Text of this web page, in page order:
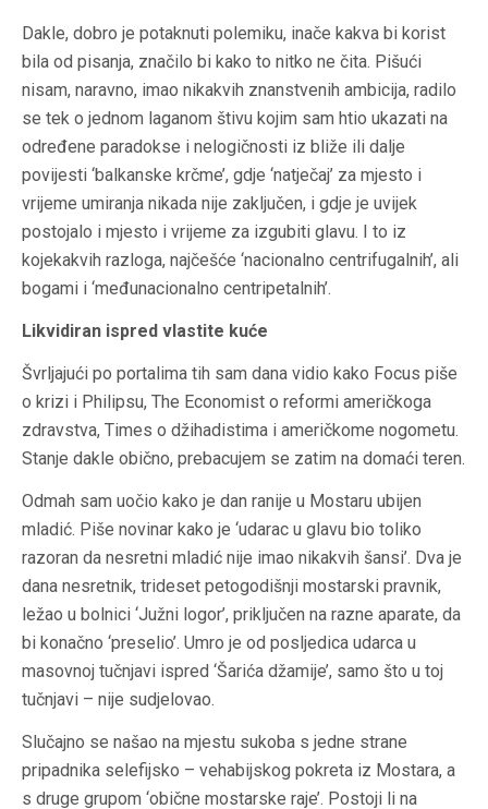
Dakle, dobro je potaknuti polemiku, inače kakva bi korist
bila od pisanja, značilo bi kako to nitko ne čita. Pišući
nisam, naravno, imao nikakvih znanstvenih ambicija, radilo
se tek o jednom laganom štivu kojim sam htio ukazati na
određene paradokse i nelogičnosti iz bliže ili dalje
povijesti ‘balkanske krčme’, gdje ‘natječaj’ za mjesto i
vrijeme umiranja nikada nije zaključen, i gdje je uvijek
postojalo i mjesto i vrijeme za izgubiti glavu. I to iz
kojekakvih razloga, najčešće ‘nacionalno centrifugalnih’, ali
bogami i ‘međunacionalno centripetalnih’.
Likvidiran ispred vlastite kuće
Švrljajući po portalima tih sam dana vidio kako Focus piše
o krizi i Philipsu, The Economist o reformi američkoga
zdravstva, Times o džihadistima i američkome nogometu.
Stanje dakle obično, prebacujem se zatim na domaći teren.
Odmah sam uočio kako je dan ranije u Mostaru ubijen
mladić. Piše novinar kako je ‘udarac u glavu bio toliko
razoran da nesretni mladić nije imao nikakvih šansi’. Dva je
dana nesretnik, trideset petogodišnji mostarski pravnik,
ležao u bolnici ‘Južni logor’, priključen na razne aparate, da
bi konačno ‘preselio’. Umro je od posljedica udarca u
masovnoj tučnjavi ispred ‘Šarića džamije’, samo što u toj
tučnjavi – nije sudjelovao.
Slučajno se našao na mjestu sukoba s jedne strane
pripadnika selefijsko – vehabijskog pokreta iz Mostara, a
s druge grupom ‘obične mostarske raje’. Postoji li na